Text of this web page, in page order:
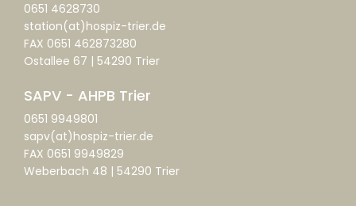
0651 4628730
station(at)hospiz-trier.de
FAX 0651 462873280
Ostallee 67 | 54290 Trier
SAPV - AHPB Trier
0651 9949801
sapv(at)hospiz-trier.de
FAX 0651 9949829
Weberbach 48 | 54290 Trier